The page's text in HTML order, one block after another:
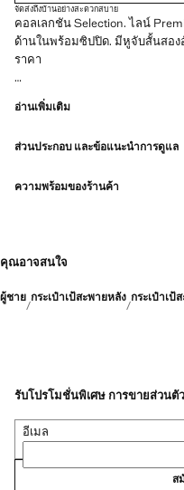
จัดส่งถึงบ้านอย่างสะดวกสบาย
คอลเลกชัน Selection. ไลน์
ด้านในพร้อมซิปปิด. มีหูจับสั้นสอง
ราคา
สินค้าคัดสรร: คอลเลคชั่นเสื้อผ้า
อย่างพิถีพิถันในทุกดีเทล ผลิตจาก
อ่านเพิ่มเติม
ส่วนประกอบ และข้อแนะนำการดูแล
ความพร้อมของร้านค้า
คุณอาจสนใจ
ผู้ชาย กระเป๋าเป้สะพายหลัง กระเป๋าเป้
รับโปรโมชั่นพิเศษ การขายส่วนตั
อีเมล
ส